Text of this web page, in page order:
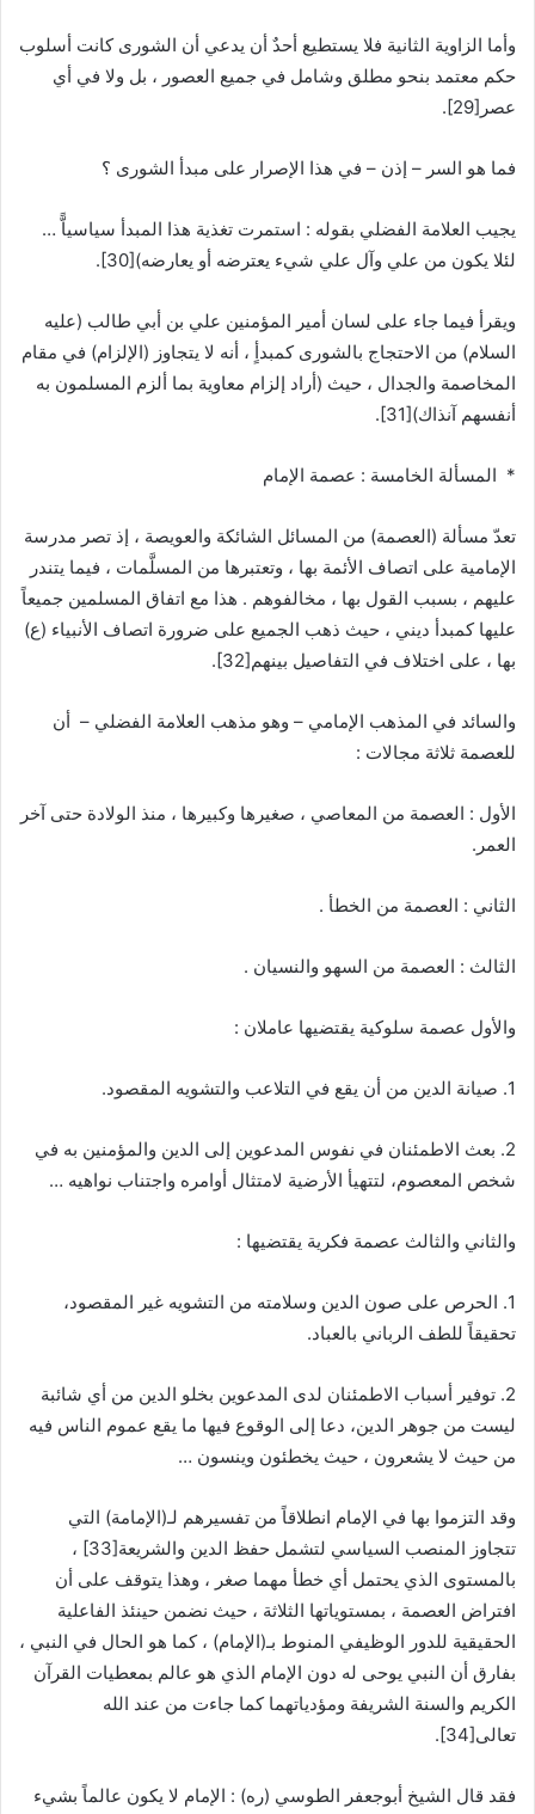
وأما الزاوية الثانية فلا يستطيع أحدٌ أن يدعي أن الشورى كانت أسلوب
حكم معتمد بنحو مطلق وشامل في جميع العصور ، بل ولا في أي
عصر [29]
.
فما هو السر – إذن – في هذا الإصرار على مبدأ الشورى ؟
يجيب العلامة الفضلي بقوله : استمرت تغذية هذا المبدأ سياسياًّ …
لئلا يكون من علي وآل علي شيء يعترضه أو يعارضه)[30]
.
ويقرأ فيما جاء على لسان أمير المؤمنين علي بن أبي طالب (عليه
السلام) من الاحتجاج بالشورى كمبدأٍ ، أنه لا يتجاوز (الإلزام) في مقام
المخاصمة والجدال ، حيث (أراد إلزام معاوية بما ألزم المسلمون به
أنفسهم آنذاك)[31]
.
* المسألة الخامسة : عصمة الإمام
تعدّ مسألة (العصمة) من المسائل الشائكة والعويصة ، إذ تصر مدرسة
الإمامية على اتصاف الأئمة بها ، وتعتبرها من المسلَّمات ، فيما يتندر
عليهم ، بسبب القول بها ، مخالفوهم . هذا مع اتفاق المسلمين جميعاً
عليها كمبدأ ديني ، حيث ذهب الجميع على ضرورة اتصاف الأنبياء (ع)
بها ، على اختلاف في التفاصيل بينهم[32]
.
والسائد في المذهب الإمامي – وهو مذهب العلامة الفضلي – أن
للعصمة ثلاثة مجالات :
الأول : العصمة من المعاصي ، صغيرها وكبيرها ، منذ الولادة حتى آخر
العمر.
الثاني : العصمة من الخطأ .
الثالث : العصمة من السهو والنسيان .
والأول عصمة سلوكية يقتضيها عاملان :
1. صيانة الدين من أن يقع في التلاعب والتشويه المقصود.
2. بعث الاطمئنان في نفوس المدعوين إلى الدين والمؤمنين به في
شخص المعصوم، لتتهيأ الأرضية لامتثال أوامره واجتناب نواهيه …
والثاني والثالث عصمة فكرية يقتضيها :
1. الحرص على صون الدين وسلامته من التشويه غير المقصود،
تحقيقاً للطف الرباني بالعباد.
2. توفير أسباب الاطمئنان لدى المدعوين بخلو الدين من أي شائبة
ليست من جوهر الدين، دعا إلى الوقوع فيها ما يقع عموم الناس فيه
من حيث لا يشعرون ، حيث يخطئون وينسون …
وقد التزموا بها في الإمام انطلاقاً من تفسيرهم لـ(الإمامة) التي
تتجاوز المنصب السياسي لتشمل حفظ الدين والشريعة[33] ،
بالمستوى الذي يحتمل أي خطأ مهما صغر ، وهذا يتوقف على أن
افتراض العصمة ، بمستوياتها الثلاثة ، حيث نضمن حينئذ الفاعلية
الحقيقية للدور الوظيفي المنوط بـ(الإمام) ، كما هو الحال في النبي ،
بفارق أن النبي يوحى له دون الإمام الذي هو عالم بمعطيات القرآن
الكريم والسنة الشريفة ومؤدياتهما كما جاءت من عند الله
تعالى[34]
.
فقد قال الشيخ أبوجعفر الطوسي (ره) : الإمام لا يكون عالماً بشيء